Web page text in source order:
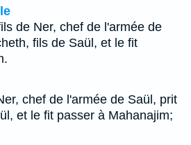
de Ner, chef de l'armée de
fils de Saül, et le fit
chef de l'armée de Saül, prit
et le fit passer à Mahanajim;